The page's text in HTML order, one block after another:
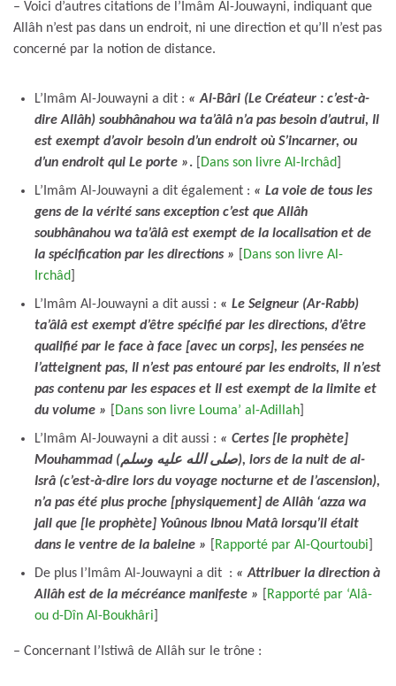
– Voici d’autres citations de l’Imâm Al-Jouwayni, indiquant que
Allâh n’est pas dans un endroit, ni une direction et qu’Il n’est pas
concerné par la notion de distance.
L’Imâm Al-Jouwayni a dit : « Al-Bâri (Le Créateur : c’est-à-
dire Allâh) soubhânahou wa ta’âlâ n’a pas besoin d’autrui, Il
est exempt d’avoir besoin d’un endroit où S’incarner, ou
d’un endroit qui Le porte ». Dans son livre Al-Irchâd
L’Imâm Al-Jouwayni a dit également : « La voie de tous les
gens de la vérité sans exception c’est que Allâh
soubhânahou wa ta’âlâ est exempt de la localisation et de
la spécification par les directions »
Dans son livre Al-
Irchâd
L’Imâm Al-Jouwayni a dit aussi : « Le Seigneur (Ar-Rabb)
ta’âlâ est exempt d’être spécifié par les directions, d’être
qualifié par le face à face [avec un corps], les pensées ne
l’atteignent pas, Il n’est pas entouré par les endroits, Il n’est
pas contenu par les espaces et Il est exempt de la limite et
du volume »
Dans son livre Louma’ al-Adillah
L’Imâm Al-Jouwayni a dit aussi : « Certes [le prophète]
Mouhammad (صلى الله عليه وسلم), lors de la nuit de al-
Isrâ (c’est-à-dire lors du voyage nocturne et de l’ascension),
n’a pas été plus proche [physiquement] de Allâh ‘azza wa
jall que [le prophète] Yoûnous Ibnou Matâ lorsqu’il était
dans le ventre de la baleine »
Rapporté par Al-Qourtoubi
De plus l’Imâm Al-Jouwayni a dit : « Attribuer la direction à
Allâh est de la mécréance manifeste »
Rapporté par ‘Alâ-
ou d-Dîn Al-Boukhâri
– Concernant l’Istiwâ de Allâh sur le trône :